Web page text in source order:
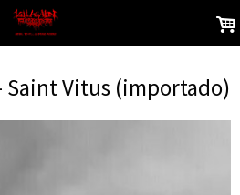
.
Saint Vitus (importado)